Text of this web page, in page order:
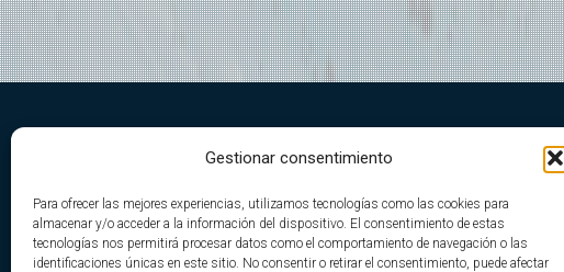
Gestionar consentimiento
Para ofrecer las mejores experiencias, utilizamos tecnologías como las cookies para
almacenar y/o acceder a la información del dispositivo. El consentimiento de estas
tecnologías nos permitirá procesar datos como el comportamiento de navegación o las
identificaciones únicas en este sitio. No consentir o retirar el consentimiento, puede afectar
Nace de la unión de la pasión por la
montaña, el deporte y su desarrollo.
De esta fusión, Yaccion Sport